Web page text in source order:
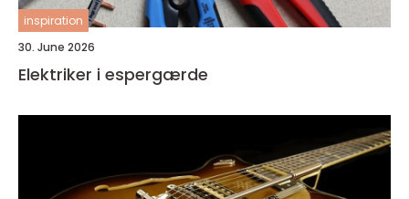
inspiration
30. June 2026
Elektriker i espergærde